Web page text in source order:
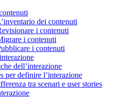
dei contenuti
i contenuti
i contenuti
i contenuti
dell’interazione
per definire l’interazione
tra scenari e user stories